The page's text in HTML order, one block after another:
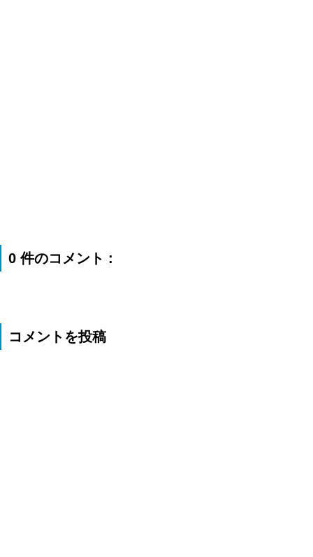
0 件のコメント :
コメントを投稿